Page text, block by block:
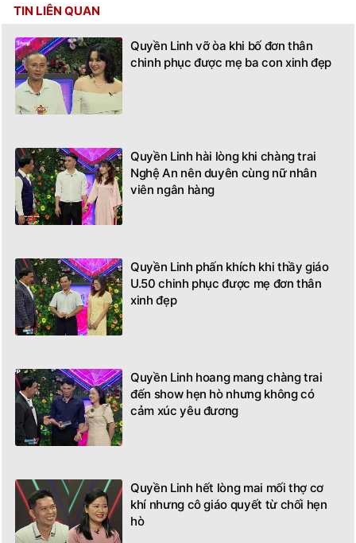
TIN LIÊN QUAN
Quyền Linh vỡ òa khi bố đơn thân
chinh phục được mẹ ba con xinh đẹp
Quyền Linh hài lòng khi chàng trai
Nghệ An nên duyên cùng nữ nhân
viên ngân hàng
Quyền Linh phấn khích khi thầy giáo
U.50 chinh phục được mẹ đơn thân
xinh đẹp
Quyền Linh hoang mang chàng trai
đến show hẹn hò nhưng không có
cảm xúc yêu đương
Quyền Linh hết lòng mai mối thợ cơ
khí nhưng cô giáo quyết từ chối hẹn
hò